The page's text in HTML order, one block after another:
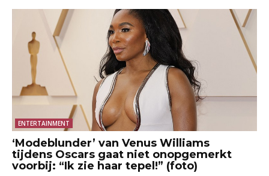
ENTERTAINMENT
‘Modeblunder’ van Venus Williams
tijdens Oscars gaat niet onopgemerkt
voorbij: “Ik zie haar tepel!” (foto)